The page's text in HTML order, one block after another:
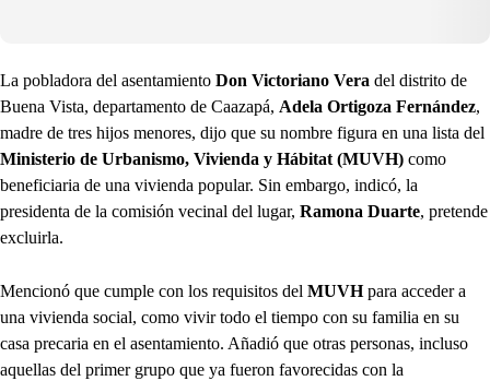
La pobladora del asentamiento Don Victoriano Vera del distrito de
Buena Vista, departamento de Caazapá, Adela Ortigoza Fernández,
madre de tres hijos menores, dijo que su nombre figura en una lista del
Ministerio de Urbanismo, Vivienda y Hábitat (MUVH) como
beneficiaria de una vivienda popular. Sin embargo, indicó, la
presidenta de la comisión vecinal del lugar, Ramona Duarte, pretende
excluirla.
Mencionó que cumple con los requisitos del MUVHpara acceder a
una vivienda social, como vivir todo el tiempo con su familia en su
casa precaria en el asentamiento. Añadió que otras personas, incluso
aquellas del primer grupo que ya fueron favorecidas con la